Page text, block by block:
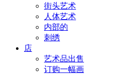
街头艺术
人体艺术
内部的
刺绣
店
艺术品出售
订购一幅画